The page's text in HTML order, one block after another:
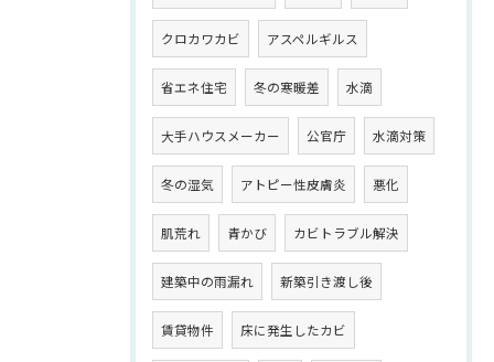
クロカワカビ アスペルギルス
省エネ住宅 冬の寒暖差 水滴
大手ハウスメーカー 公官庁 水滴対策
冬の湿気 アトピー性皮膚炎 悪化
肌荒れ 青かび カビトラブル解決
建築中の雨漏れ 新築引き渡し後
賃貸物件 床に発生したカビ